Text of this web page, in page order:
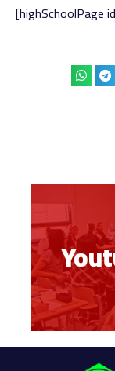
[highSchoolPage